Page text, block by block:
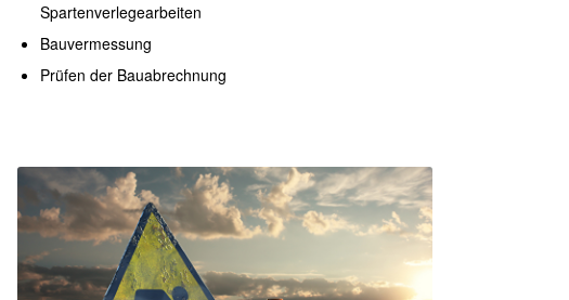
Spartenverlegearbeiten
Bauvermessung
Prüfen der Bauabrechnung